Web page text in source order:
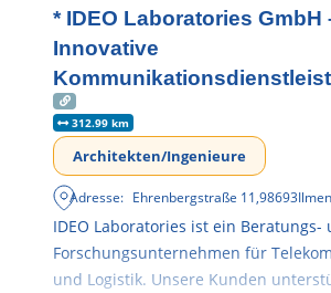
* IDEO Laboratories GmbH
Innovative
312.99 km
Architekten/Ingenieure
Adresse: Ehrenbergstraße 11,98693
IDEO Laboratories ist ein Beratungs-
Forschungsunternehmen für
und Logistik. Unsere Kunden